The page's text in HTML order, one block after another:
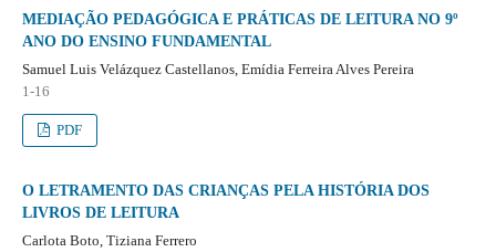
MEDIAÇÃO PEDAGÓGICA E PRÁTICAS DE LEITURA NO 9º
ANO DO ENSINO FUNDAMENTAL
Samuel Luis Velázquez Castellanos, Emídia Ferreira Alves Pereira
1-16
PDF
O LETRAMENTO DAS CRIANÇAS PELA HISTÓRIA DOS
LIVROS DE LEITURA
Carlota Boto, Tiziana Ferrero